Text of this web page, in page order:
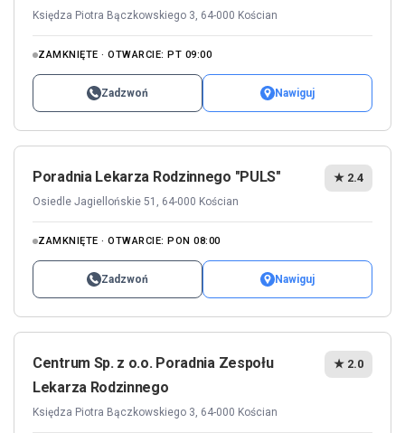
Księdza Piotra Bączkowskiego 3, 64-000 Kościan
ZAMKNIĘTE · OTWARCIE: PT 09:00
Zadzwoń Nawiguj
Poradnia Lekarza Rodzinnego "PULS"
Osiedle Jagiellońskie 51, 64-000 Kościan
★ 2.4
ZAMKNIĘTE · OTWARCIE: PON 08:00
Zadzwoń Nawiguj
Centrum Sp. z o.o. Poradnia Zespołu
Lekarza Rodzinnego
Księdza Piotra Bączkowskiego 3, 64-000 Kościan
★ 2.0